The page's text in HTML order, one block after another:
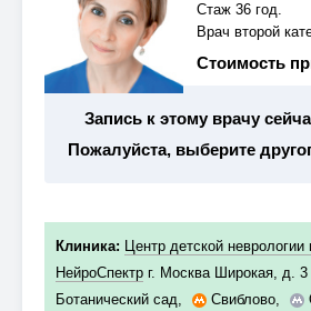
Стаж 36 год.
Врач второй
Стоимость
Запись к этому врачу
Пожалуйста, выберите
Клиника: Центр детской неврологии
НейроСпектр г. Москва Широкая, д. 3
Ботанический сад, Свиблово,